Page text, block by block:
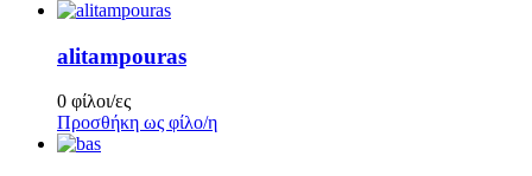
alitampouras
0 φίλοι/ες
Προσθήκη ως φίλο/η